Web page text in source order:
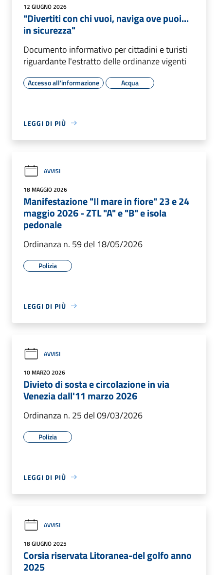
12 GIUGNO 2026
"Divertiti con chi vuoi, naviga ove puoi...
in sicurezza"
Documento informativo per cittadini e turisti
riguardante l'estratto delle ordinanze vigenti
Accesso all'informazione Acqua
LEGGI DI PIÙ
AVVISI
18 MAGGIO 2026
Manifestazione "Il mare in fiore" 23 e 24
maggio 2026 - ZTL "A" e "B" e isola
pedonale
Ordinanza n. 59 del 18/05/2026
Polizia
LEGGI DI PIÙ
AVVISI
10 MARZO 2026
Divieto di sosta e circolazione in via
Venezia dall'11 marzo 2026
Ordinanza n. 25 del 09/03/2026
Polizia
LEGGI DI PIÙ
AVVISI
18 GIUGNO 2025
Corsia riservata Litoranea-del golfo anno
2025